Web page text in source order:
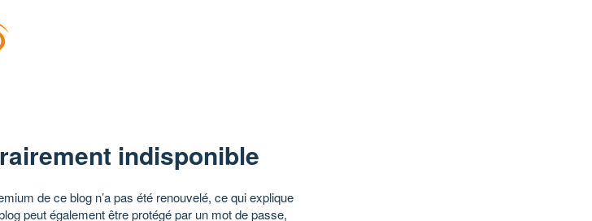
indisponible
de ce blog n’a pas été renouvelé, ce qui explique
peut également être protégé par un mot de passe,